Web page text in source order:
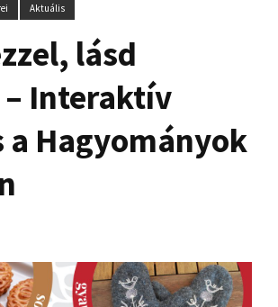
Aktuális
lásd
Interaktív
Hagyományok